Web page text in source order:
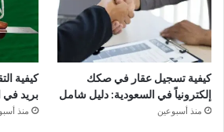
كيفية تسجيل عقار في صكك
إلكترونياً في السعودية: دليل شامل
منذ أسبوعين
كيفية
بريد في
منذ